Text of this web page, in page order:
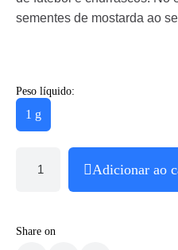
sementes de mostarda ao
Peso líquido:
1 g
Adicionar ao
Share on